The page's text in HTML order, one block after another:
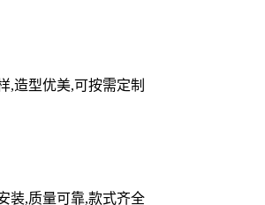
,造型优美,可按需定制
装,质量可靠,款式齐全